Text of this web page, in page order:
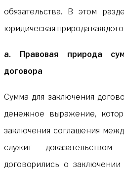
обязательства. В этом
юридическая природа каждого
а. Правовая природа
договора
Сумма для заключения
денежное выражение,
заключения соглашения
служит
договорились о заключении